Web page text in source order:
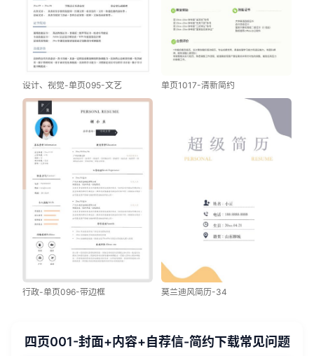
设计、视觉-单页095-文艺 单页1017-清新简约
行政-单页096-带边框 莫兰迪风简历-34
四页001-封面+内容+自荐信-简约下载常见问题